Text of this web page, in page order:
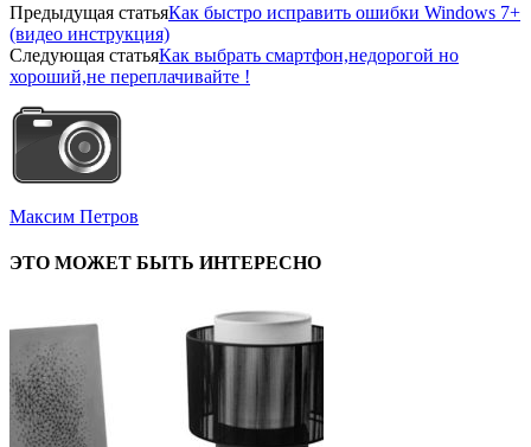
Предыдущая статьяКак быстро исправить ошибки Windows 7+
(видео инструкция)
Следующая статьяКак выбрать смартфон,недорогой но
хороший,не переплачивайте !
Максим Петров
ЭТО МОЖЕТ БЫТЬ ИНТЕРЕСНО